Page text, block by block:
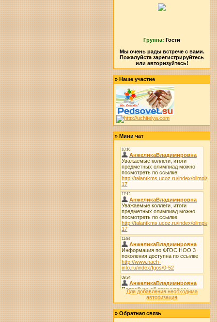
Группа: Гости
Мы очень рады встрече с вами.
Пожалуйста зарегистрируйтесь
или авторизуйтесь!
»Наше участие
»Мини чат
Для добавления необходима
авторизация
»Обратная связь